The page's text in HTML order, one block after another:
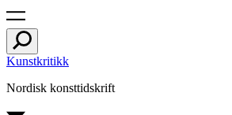
Kunstkritikk
Nordisk konsttidskrift